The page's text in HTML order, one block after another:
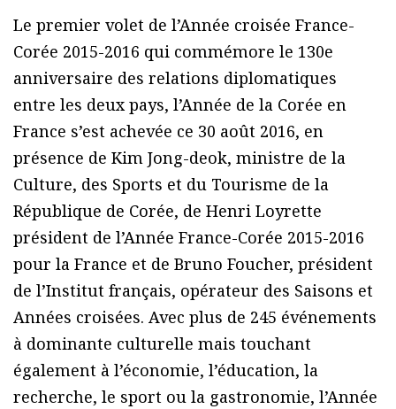
Le premier volet de l’Année croisée France-
Corée 2015-2016 qui commémore le 130e
anniversaire des relations diplomatiques
entre les deux pays, l’Année de la Corée en
France s’est achevée ce 30 août 2016, en
présence de Kim Jong-deok, ministre de la
Culture, des Sports et du Tourisme de la
République de Corée, de Henri Loyrette
président de l’Année France-Corée 2015-2016
pour la France et de Bruno Foucher, président
de l’Institut français, opérateur des Saisons et
Années croisées. Avec plus de 245 événements
à dominante culturelle mais touchant
également à l’économie, l’éducation, la
recherche, le sport ou la gastronomie, l’Année